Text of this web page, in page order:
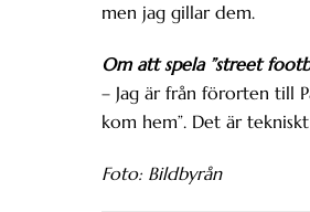
men jag gillar dem.
Om att spela ”street
– Jag är från förorten till
kom hem”. Det är
Foto: Bildbyrån